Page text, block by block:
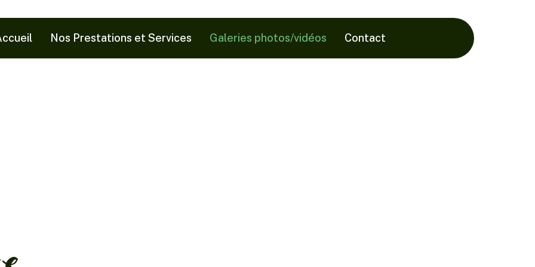
Nos Prestations et Services Galeries photos/vidéos Contact